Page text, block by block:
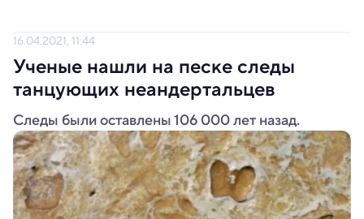
16.04.2021, 11:44
Ученые нашли на песке следы
танцующих неандертальцев
Следы были оставлены 106 000 лет назад.